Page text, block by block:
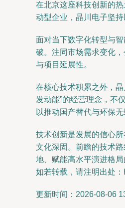
在北京这座科技创新的
动型企业，晶川电子坚
面对当下数字化转型与
破。注同市场需求变化
与项目延展性。
在核心技术积累之外，
发动能”的经营理念，不
以推动国产替代与环保
技术创新是发展的信心
文化深固。前瞻的技术
地、赋能高水平演进格局
如若转载，请注明出处
更新时间：2026-08-06